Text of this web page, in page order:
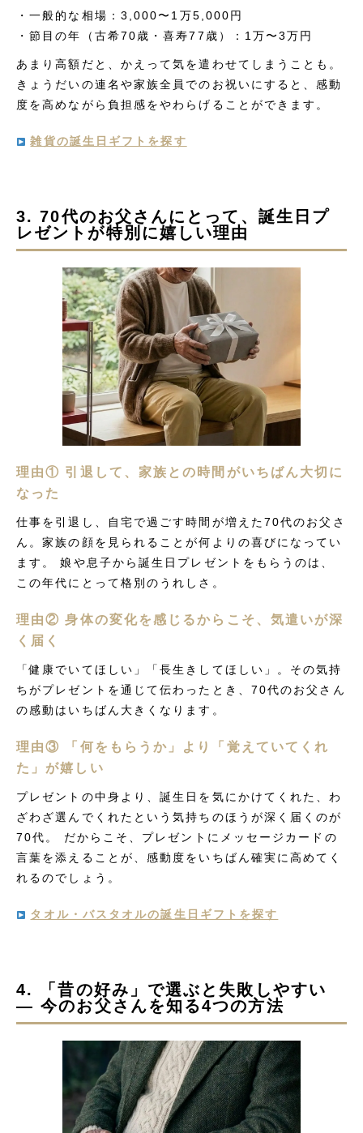
・一般的な相場：3,000〜1万5,000円
・節目の年（古希70歳・喜寿77歳）：1万〜3万円
あまり高額だと、かえって気を遣わせてしまうことも。
きょうだいの連名や家族全員でのお祝いにすると、感動
度を高めながら負担感をやわらげることができます。
雑貨の誕生日ギフトを探す
3. 70代のお父さんにとって、誕生日プ
レゼントが特別に嬉しい理由
理由① 引退して、家族との時間がいちばん大切に
なった
仕事を引退し、自宅で過ごす時間が増えた70代のお父さ
ん。家族の顔を見られることが何よりの喜びになってい
ます。 娘や息子から誕生日プレゼントをもらうのは、
この年代にとって格別のうれしさ。
理由② 身体の変化を感じるからこそ、気遣いが深
く届く
「健康でいてほしい」「長生きしてほしい」。その気持
ちがプレゼントを通じて伝わったとき、70代のお父さん
の感動はいちばん大きくなります。
理由③ 「何をもらうか」より「覚えていてくれ
た」が嬉しい
プレゼントの中身より、誕生日を気にかけてくれた、わ
ざわざ選んでくれたという気持ちのほうが深く届くのが
70代。 だからこそ、プレゼントにメッセージカードの
言葉を添えることが、感動度をいちばん確実に高めてく
れるのでしょう。
タオル・バスタオルの誕生日ギフトを探す
4. 「昔の好み」で選ぶと失敗しやすい
― 今のお父さんを知る4つの方法